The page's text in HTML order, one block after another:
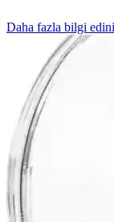
Daha fazla bilgi